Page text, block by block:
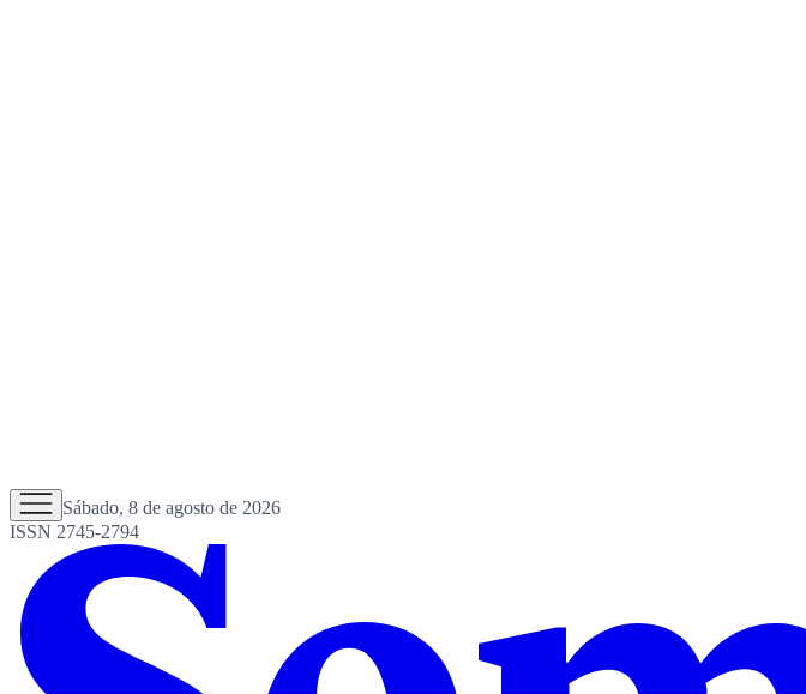
Sábado, 8 de agosto de 2026
ISSN 2745-2794